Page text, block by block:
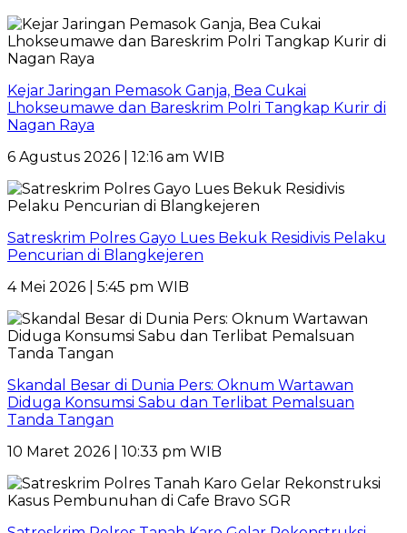
Kejar Jaringan Pemasok Ganja, Bea Cukai
Lhokseumawe dan Bareskrim Polri Tangkap Kurir di
Nagan Raya
6 Agustus 2026 | 12:16 am WIB
Satreskrim Polres Gayo Lues Bekuk Residivis Pelaku
Pencurian di Blangkejeren
4 Mei 2026 | 5:45 pm WIB
Skandal Besar di Dunia Pers: Oknum Wartawan
Diduga Konsumsi Sabu dan Terlibat Pemalsuan
Tanda Tangan
10 Maret 2026 | 10:33 pm WIB